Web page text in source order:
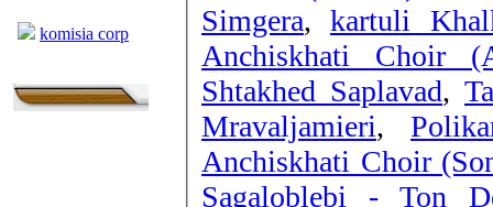
komisia corp
Simgera, kartuli
Anchiskhati Choir
Shtakhed Saplavad,
Mravaljamieri,
Anchiskhati Choir
Sagaloblebi - Ton